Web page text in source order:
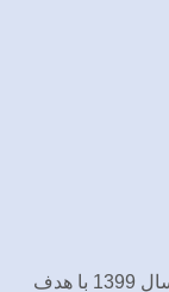
سایت پرو جی اف ایکس فعالیت خود را از سال 1399 با هدف